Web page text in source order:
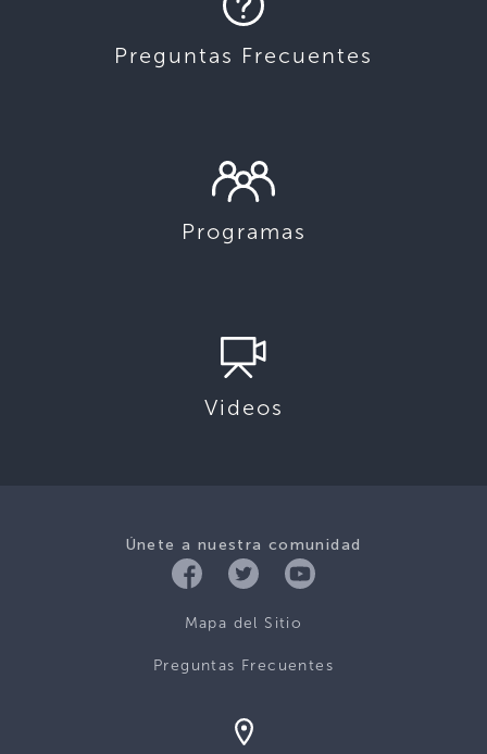
Preguntas Frecuentes
Programas
Videos
Únete a nuestra comunidad
Mapa del Sitio
Preguntas Frecuentes